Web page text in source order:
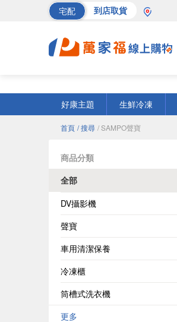
宅配 到店取貨
好康主題
生鮮冷凍
首頁 / 搜尋 / SAMPO聲寶
商品分類
全部
DV攝影機
聲寶
車用清潔保養
冷凍櫃
筒槽式洗衣機
更多